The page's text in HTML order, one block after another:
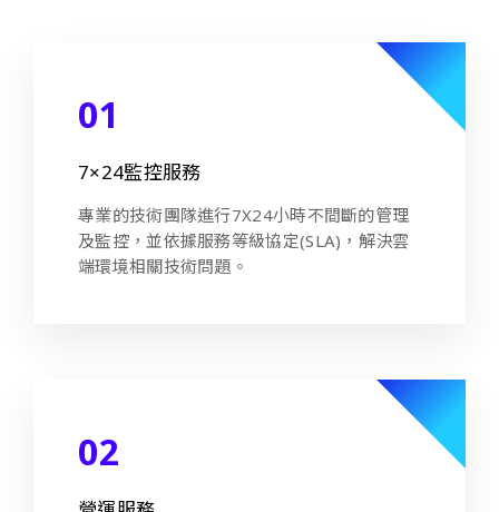
01
7×24監控服務
專業的技術團隊進行7X24小時不間斷的管理
及監控，並依據服務等級協定(SLA)，解決雲
端環境相關技術問題。
02